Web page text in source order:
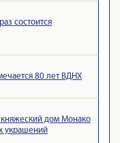
состоится
80 лет ВДНХ
дом Монако
украшений